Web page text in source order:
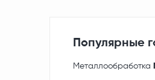
Популярные
Металлообработка